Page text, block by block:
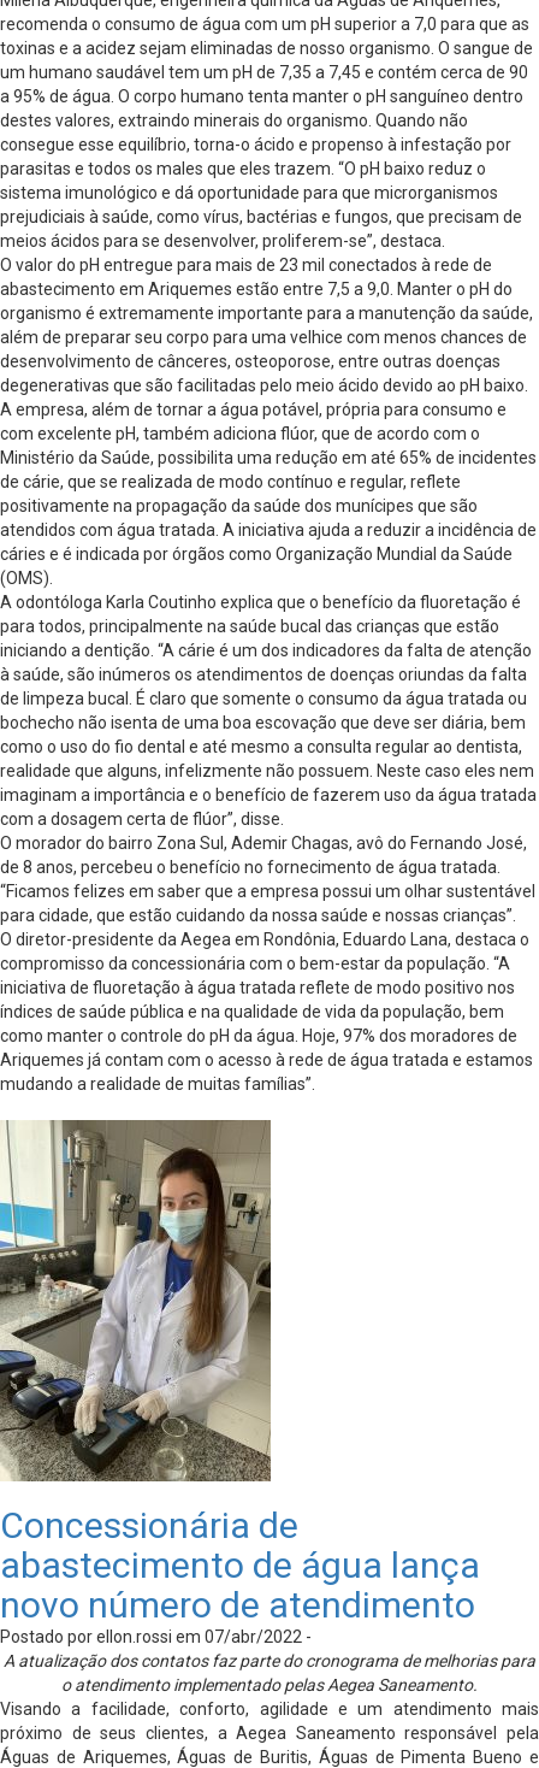
recomenda o consumo de água com um pH superior a 7,0 para que as
toxinas e a acidez sejam eliminadas de nosso organismo. O sangue de
um humano saudável tem um pH de 7,35 a 7,45 e contém cerca de 90
a 95% de água. O corpo humano tenta manter o pH sanguíneo dentro
destes valores, extraindo minerais do organismo. Quando não
consegue esse equilíbrio, torna-o ácido e propenso à infestação por
parasitas e todos os males que eles trazem. “O pH baixo reduz o
sistema imunológico e dá oportunidade para que microrganismos
prejudiciais à saúde, como vírus, bactérias e fungos, que precisam de
meios ácidos para se desenvolver, proliferem-se”, destaca.
O valor do pH entregue para mais de 23 mil conectados à rede de
abastecimento em Ariquemes estão entre 7,5 a 9,0. Manter o pH do
organismo é extremamente importante para a manutenção da saúde,
além de preparar seu corpo para uma velhice com menos chances de
desenvolvimento de cânceres, osteoporose, entre outras doenças
degenerativas que são facilitadas pelo meio ácido devido ao pH baixo.
A empresa, além de tornar a água potável, própria para consumo e
com excelente pH, também adiciona flúor, que de acordo com o
Ministério da Saúde, possibilita uma redução em até 65% de incidentes
de cárie, que se realizada de modo contínuo e regular, reflete
positivamente na propagação da saúde dos munícipes que são
atendidos com água tratada. A iniciativa ajuda a reduzir a incidência de
cáries e é indicada por órgãos como Organização Mundial da Saúde
(OMS).
A odontóloga Karla Coutinho explica que o benefício da fluoretação é
para todos, principalmente na saúde bucal das crianças que estão
iniciando a dentição. “A cárie é um dos indicadores da falta de atenção
à saúde, são inúmeros os atendimentos de doenças oriundas da falta
de limpeza bucal. É claro que somente o consumo da água tratada ou
bochecho não isenta de uma boa escovação que deve ser diária, bem
como o uso do fio dental e até mesmo a consulta regular ao dentista,
realidade que alguns, infelizmente não possuem. Neste caso eles nem
imaginam a importância e o benefício de fazerem uso da água tratada
com a dosagem certa de flúor”, disse.
O morador do bairro Zona Sul, Ademir Chagas, avô do Fernando José,
de 8 anos, percebeu o benefício no fornecimento de água tratada.
“Ficamos felizes em saber que a empresa possui um olhar sustentável
para cidade, que estão cuidando da nossa saúde e nossas crianças”.
O diretor-presidente da Aegea em Rondônia, Eduardo Lana, destaca o
compromisso da concessionária com o bem-estar da população. “A
iniciativa de fluoretação à água tratada reflete de modo positivo nos
índices de saúde pública e na qualidade de vida da população, bem
como manter o controle do pH da água. Hoje, 97% dos moradores de
Ariquemes já contam com o acesso à rede de água tratada e estamos
mudando a realidade de muitas famílias”.
Concessionária de
abastecimento de água lança
novo número de atendimento
Postado por ellon.rossi em 07/abr/2022 -
A atualização dos contatos faz parte do cronograma de melhorias para
o atendimento implementado pelas Aegea Saneamento.
Visando a facilidade, conforto, agilidade e um atendimento mais
próximo de seus clientes, a Aegea Saneamento responsável pela
Águas de Ariquemes, Águas de Buritis, Águas de Pimenta Bueno e